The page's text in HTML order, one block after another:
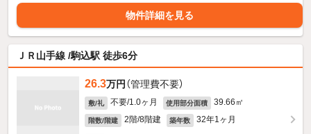
物件詳細を見る
ＪＲ山手線 /駒込駅 徒歩6分
26.3万円 （管理費不要）
敷/礼 不要/1.0ヶ月 使用部分面積 39.66㎡
階数/階建 2階/8階建 築年数 32年1ヶ月